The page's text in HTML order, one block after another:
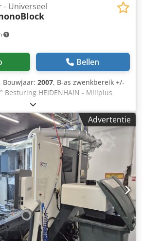
- Universeel
Bellen
, Bouwjaar: 2007, B-as zwenkbereik +/-
Besturing HEIDENHAIN - Millplus
omw/min Aantal
in wisselaar 60 Gereedschaphouder
600 mm Opspantafel, vast
tafelbelasting 500 kg Dodpfxjy A Tbyo
bewerkingscentrum | DMG - DMU
met IKZ (40 bar), 60-voudige
NC-draaitafel, Renishaw
Extra
- NC-zwenkkop B-as - NC-draaitafel
vaste tafel - Directe lengtemeting in
- 3D-Quickset - Handwiel HR
in nette staat en kan te allen tijde
bezichtigd. De videobeelden van de
wij graag op aanvraag met u.
Advertentie